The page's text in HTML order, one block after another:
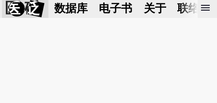
医 砭 数据库 电子书 关于 联络我
menu